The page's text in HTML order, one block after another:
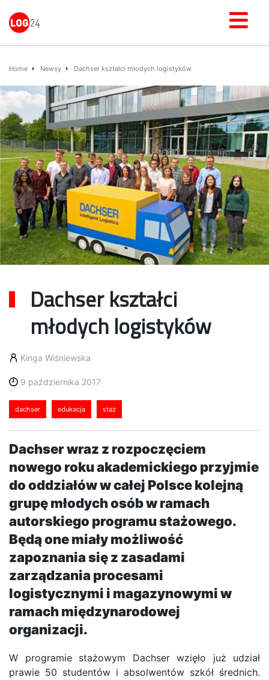
Home Newsy Dachser kształci młodych logistyków
Dachser kształci
młodych logistyków
Kinga Wiśniewska
9 października 2017
dachser edukacja staż
Dachser wraz z rozpoczęciem
nowego roku akademickiego przyjmie
do oddziałów w całej Polsce kolejną
grupę młodych osób w ramach
autorskiego programu stażowego.
Będą one miały możliwość
zapoznania się z zasadami
zarządzania procesami
logistycznymi i magazynowymi w
ramach międzynarodowej
organizacji.
W programie stażowym Dachser wzięło już udział
prawie 50 studentów i absolwentów szkół średnich.